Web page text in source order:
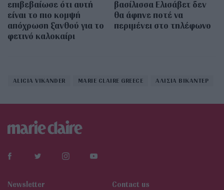
επιβεβαίωσε ότι αυτή
είναι το πιο κομψή
απόχρωση ξανθού για το
φετινό καλοκαίρι
βασίλισσα Ελισάβετ δεν
θα άφηνε ποτέ να
περιμένει στο τηλέφωνο
ALICIA VIKANDER MARIE CLAIRE GREECE ΑΛΙΣΙΑ ΒΙΚΑΝΤΕΡ
Newsletter Contact us